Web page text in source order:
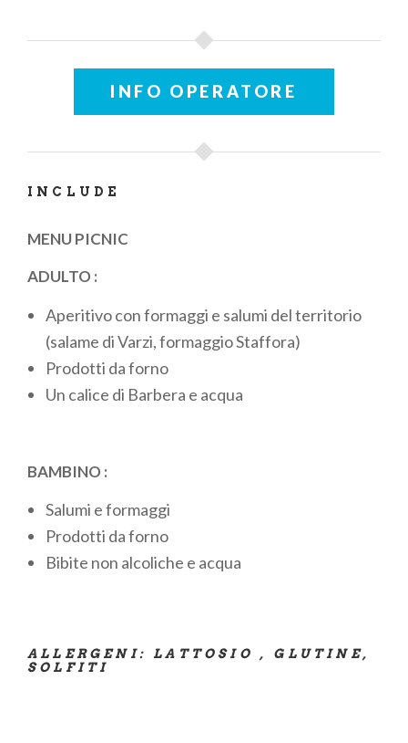
INFO OPERATORE
INCLUDE
MENU PICNIC
ADULTO :
Aperitivo con formaggi e salumi del territorio
(salame di Varzi, formaggio Staffora)
Prodotti da forno
Un calice di Barbera e acqua
BAMBINO :
Salumi e formaggi
Prodotti da forno
Bibite non alcoliche e acqua
ALLERGENI: LATTOSIO , GLUTINE,
SOLFITI